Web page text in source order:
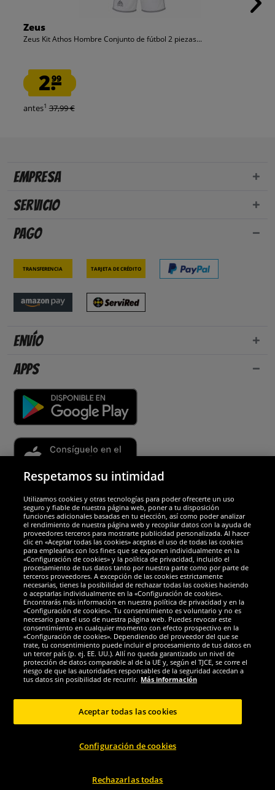
Zeus
Zeus Kit Athos Hombre Conjunto de fútbol 2 piezas...
2.99
antes1 37,99 €
Empresa
Servicio
Pago
Transferencia Tarjeta de crédito
Envío
Apps
Socios y seguridad
Galardones
Redes sociales
Todos los derechos reservados
se aplica a clientes con una suscripción activa al DealClub.
Respetamos su intimidad
Utilizamos cookies y otras tecnologías para poder ofrecerte un uso
seguro y fiable de nuestra página web, poner a tu disposición
funciones adicionales basadas en tu elección, así como poder analizar
el rendimiento de nuestra página web y recopilar datos con la ayuda de
proveedores terceros para mostrarte publicidad personalizada. Al hacer
clic en «Aceptar todas las cookies» aceptas el uso de todas las cookies
para emplearlas con los fines que se exponen individualmente en la
«Configuración de cookies» y la política de privacidad, incluido el
procesamiento de tus datos tanto por nuestra parte como por parte de
terceros proveedores. A excepción de las cookies estrictamente
necesarias, tienes la posibilidad de rechazar todas las cookies haciendo
o aceptarlas individualmente en la «Configuración de cookies».
Encontrarás más información en nuestra política de privacidad y en la
«Configuración de cookies». Tu consentimiento es voluntario y no es
necesario para el uso de nuestra página web. Puedes revocar este
consentimiento en cualquier momento con efecto prospectivo en la
«Configuración de cookies». Dependiendo del proveedor del que se
trate, tu consentimiento puede incluir el procesamiento de tus datos en
un tercer país (p. ej. EE. UU.). Allí no queda garantizado un nivel de
protección de datos comparable al de la UE y, según el TJCE, se corre el
riesgo de que las autoridades responsables de la seguridad accedan a
tus datos sin posibilidad de recurrir. Más información
Configuración de cookies
Rechazarlas todas
Aceptar todas las cookies